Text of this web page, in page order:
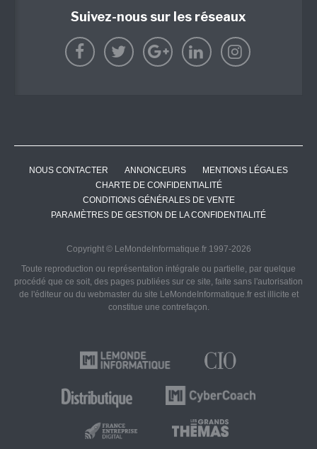
Suivez-nous sur les réseaux
NOUS CONTACTER ANNONCEURS
MENTIONS LÉGALES
CHARTE DE CONFIDENTIALITÉ
CONDITIONS GÉNÉRALES DE VENTE
PARAMÈTRES DE GESTION DE LA CONFIDENTIALITÉ
Copyright © LeMondeInformatique.fr 1997-2026
Toute reproduction ou représentation intégrale ou partielle, par quelque
procédé que ce soit, des pages publiées sur ce site, faite sans l'autorisation
de l'éditeur ou du webmaster du site LeMondeInformatique.fr est illicite et
constitue une contrefaçon.